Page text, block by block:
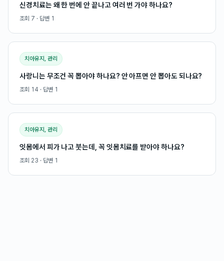
신경치료는 왜 한 번에 안 끝나고 여러 번 가야 하나요?
조회 7 · 답변 1
치아유지, 관리
사랑니는 무조건 꼭 뽑아야 하나요? 안 아프면 안 뽑아도 되나요?
조회 14 · 답변 1
치아유지, 관리
잇몸에서 피가 나고 붓는데, 꼭 잇몸치료를 받아야 하나요?
조회 23 · 답변 1